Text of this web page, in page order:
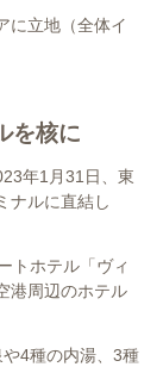
に立地（全体イ
を核に
年1月31日、東
ナルに直結し
トホテル「ヴィ
港周辺のホテル
4種の内湯、3種